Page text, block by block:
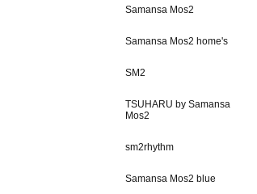
Samansa Mos2
Samansa Mos2 home's
SM2
TSUHARU by Samansa
Mos2
sm2rhythm
Samansa Mos2 blue